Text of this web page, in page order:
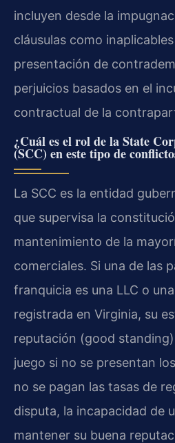
incluyen desde la
cláusulas como
presentación de
perjuicios basados en el
contractual de la
¿Cuál es el rol de la State
(SCC) en este tipo de
La SCC es la entidad
que supervisa la
mantenimiento de la
comerciales. Si una de las
franquicia es una LLC o
registrada en Virginia, su
reputación (good
juego si no se presentan
no se pagan las tasas de
disputa, la incapacidad de
mantener su buena